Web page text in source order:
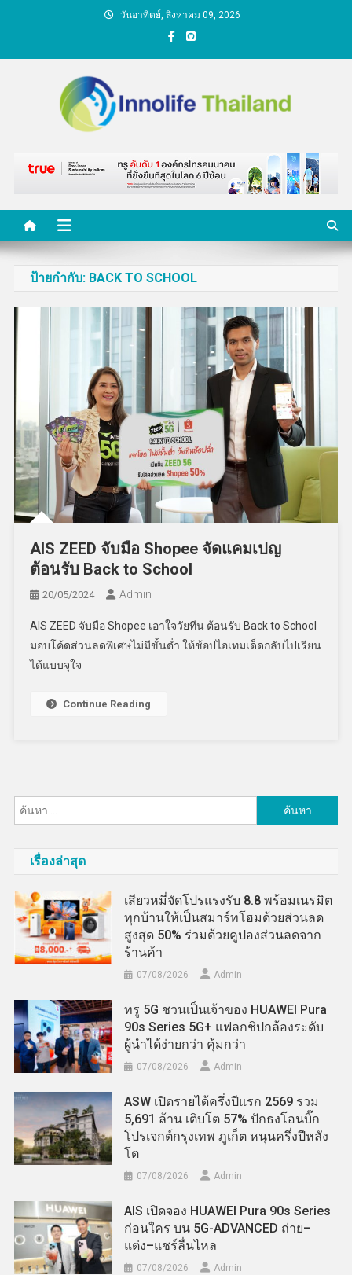
วันอาทิตย์, สิงหาคม 09, 2026
คนกับความคิด ชีวิตกับ
นวัตกรรม
ป้ายกำกับ: BACK TO SCHOOL
AIS ZEED จับมือ Shopee จัดแคมเปญ
ต้อนรับ Back to School
20/05/2024 Admin
AIS ZEED จับมือ Shopee เอาใจวัยทีน ต้อนรับ Back to School
มอบโค้ดส่วนลดพิเศษไม่มีขั้นต่ำ ให้ช้อปไอเทมเด็ดกลับไปเรียน
ได้แบบจุใจ
Continue Reading
สำหรับ:
เรื่องล่าสุด
เสียวหมี่จัดโปรแรงรับ 8.8 พร้อมเนรมิต
ทุกบ้านให้เป็นสมาร์ทโฮมด้วยส่วนลด
สูงสุด 50% ร่วมด้วยคูปองส่วนลดจาก
ร้านค้า
07/08/2026 Admin
ทรู 5G ชวนเป็นเจ้าของ HUAWEI Pura
90s Series 5G+ แฟลกชิปกล้องระดับ
ผู้นำได้ง่ายกว่า คุ้มกว่า
07/08/2026 Admin
ASW เปิดรายได้ครึ่งปีแรก 2569 รวม
5,691 ล้าน เติบโต 57% ปักธงโอนบิ๊ก
โปรเจกต์กรุงเทพ ภูเก็ต หนุนครึ่งปีหลัง
โต
07/08/2026 Admin
AIS เปิดจอง HUAWEI Pura 90s Series
ก่อนใคร บน 5G-ADVANCED ถ่าย–
แต่ง–แชร์ลื่นไหล
07/08/2026 Admin